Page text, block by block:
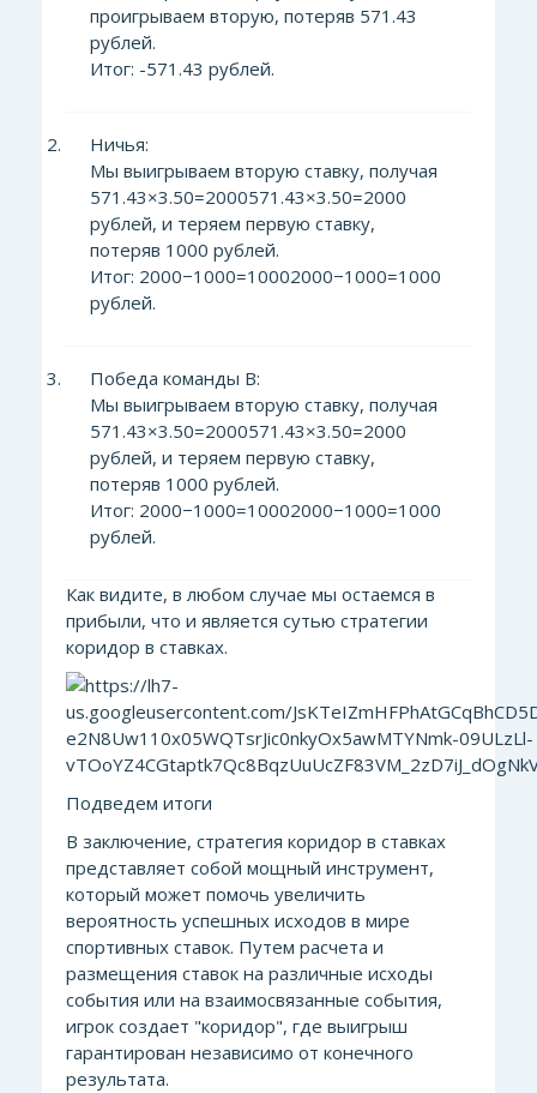
проигрываем вторую, потеряв 571.43
рублей.
Итог: -571.43 рублей.
Ничья:
Мы выигрываем вторую ставку, получая
571.43×3.50=2000571.43×3.50=2000
рублей, и теряем первую ставку,
потеряв 1000 рублей.
Итог: 2000−1000=10002000−1000=1000
рублей.
Победа команды В:
Мы выигрываем вторую ставку, получая
571.43×3.50=2000571.43×3.50=2000
рублей, и теряем первую ставку,
потеряв 1000 рублей.
Итог: 2000−1000=10002000−1000=1000
рублей.
Как видите, в любом случае мы остаемся в
прибыли, что и является сутью стратегии
коридор в ставках.
Подведем итоги
В заключение, стратегия коридор в ставках
представляет собой мощный инструмент,
который может помочь увеличить
вероятность успешных исходов в мире
спортивных ставок. Путем расчета и
размещения ставок на различные исходы
события или на взаимосвязанные события,
игрок создает "коридор", где выигрыш
гарантирован независимо от конечного
результата.